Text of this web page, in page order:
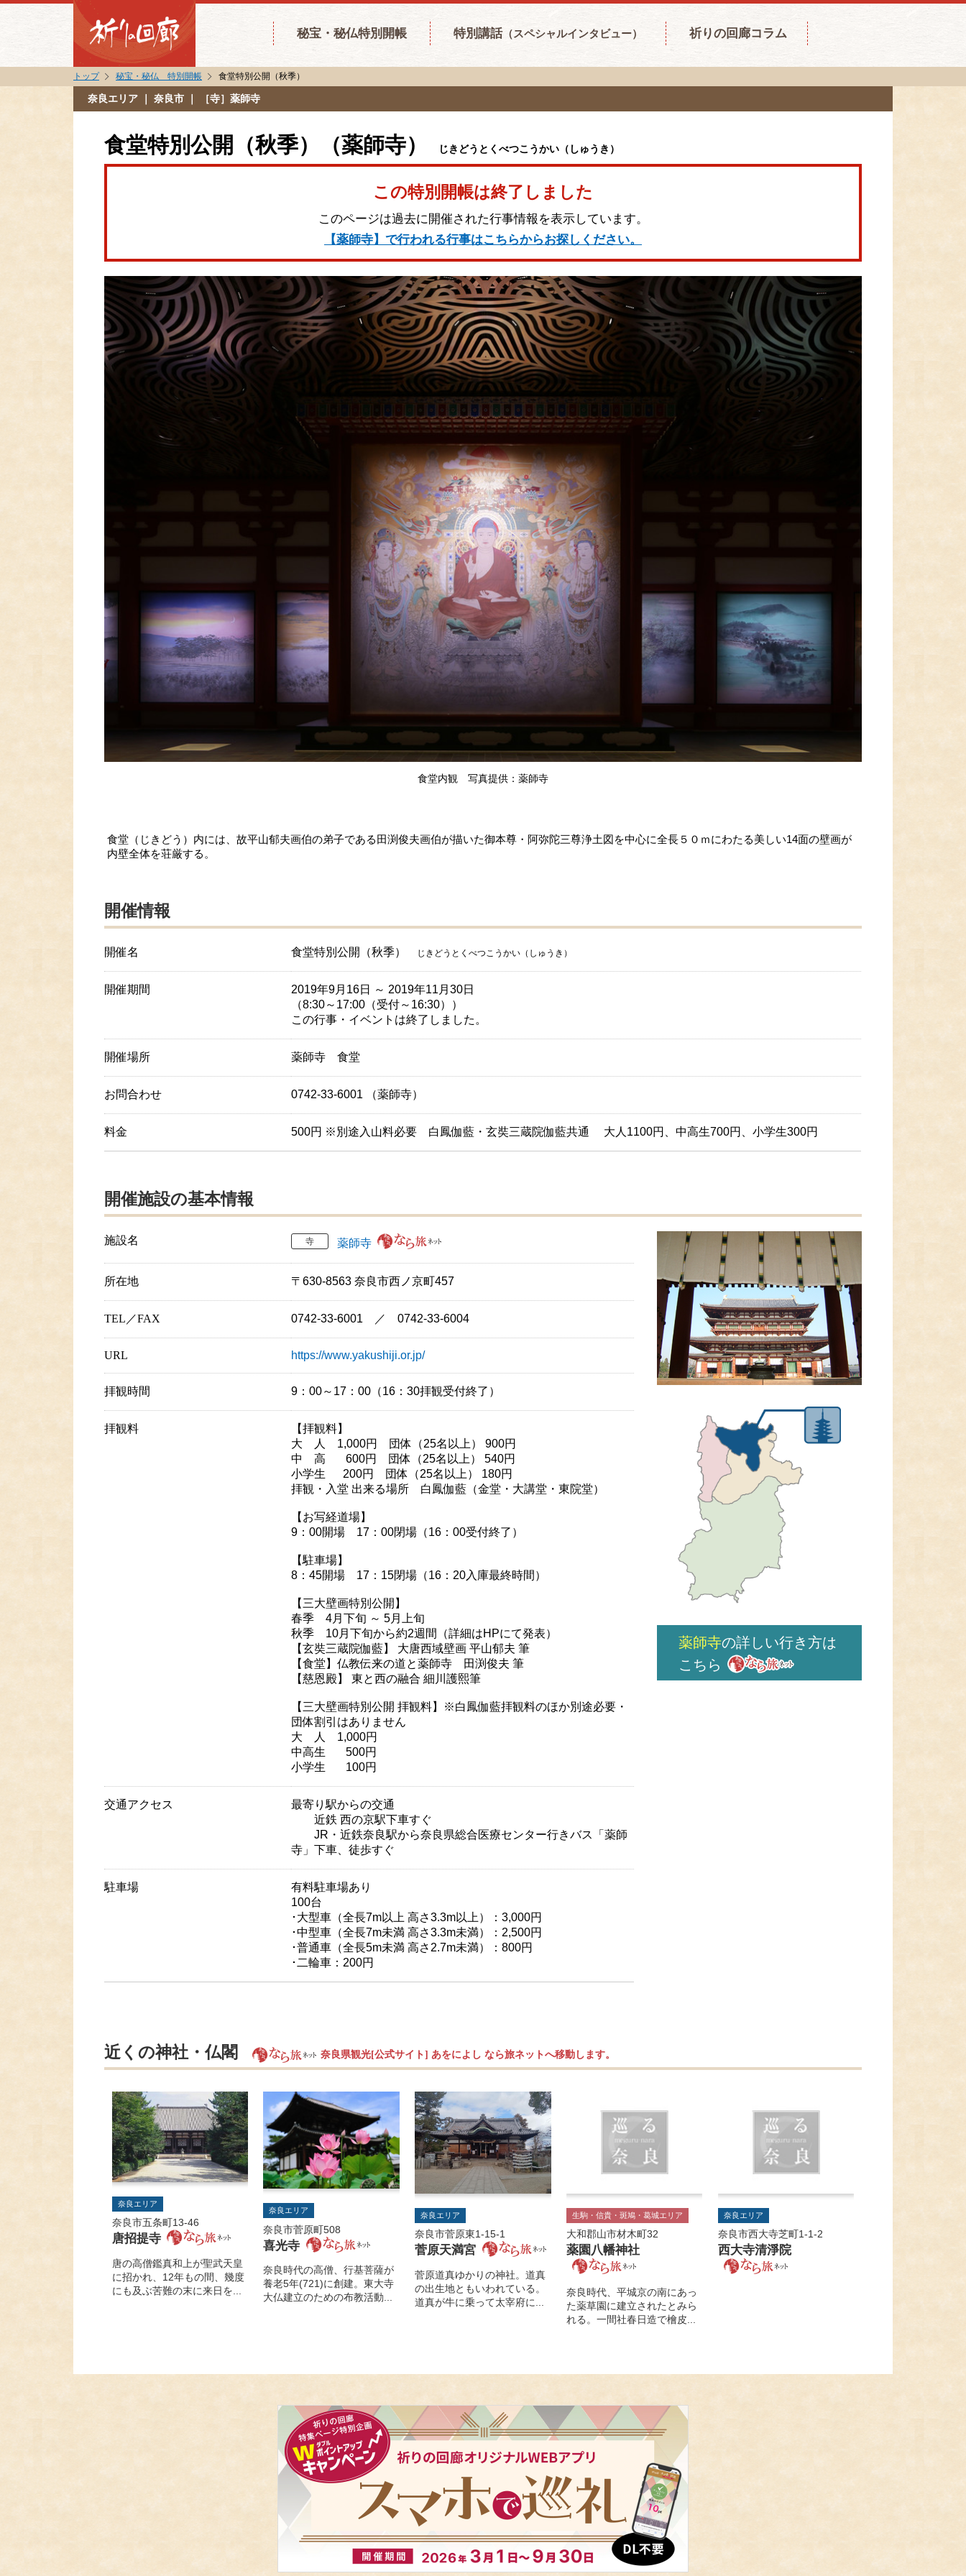
秘宝・秘仏特別開帳 特別講話（スペシャルインタビュー） 祈りの回廊コラム
トップ 秘宝・秘仏 特別開帳 食堂特別公開（秋季）
奈良エリア ｜ 奈良市 ｜ ［寺］薬師寺
食堂特別公開（秋季）（薬師寺） じきどうとくべつこうかい（しゅうき）
この特別開帳は終了しました
このページは過去に開催された行事情報を表示しています。
【薬師寺】で行われる行事はこちらからお探しください。
食堂内観 写真提供：薬師寺
食堂（じきどう）内には、故平山郁夫画伯の弟子である田渕俊夫画伯が描いた御本尊・阿弥陀三尊浄土図を中心に全長５０ｍにわたる美しい14面の壁画が
内壁全体を荘厳する。
開催情報
開催名 食堂特別公開（秋季） じきどうとくべつこうかい（しゅうき）
開催期間
2019年9月16日 ～ 2019年11月30日
（8:30～17:00（受付～16:30））
この行事・イベントは終了しました。
開催場所 薬師寺 食堂
お問合わせ 0742-33-6001 （薬師寺）
料金 500円 ※別途入山料必要 白鳳伽藍・玄奘三蔵院伽藍共通 大人1100円、中高生700円、小学生300円
開催施設の基本情報
施設名 寺 薬師寺
所在地 〒630-8563 奈良市西ノ京町457
TEL／FAX 0742-33-6001 ／ 0742-33-6004
URL https://www.yakushiji.or.jp/
拝観時間 9：00～17：00（16：30拝観受付終了）
拝観料
【拝観料】
大 人 1,000円 団体（25名以上） 900円
中 高 600円 団体（25名以上） 540円
小学生 200円 団体（25名以上） 180円
拝観・入堂 出来る場所 白鳳伽藍（金堂・大講堂・東院堂）
【お写経道場】
9：00開場 17：00閉場（16：00受付終了）
【駐車場】
8：45開場 17：15閉場（16：20入庫最終時間）
【三大壁画特別公開】
春季 4月下旬 ～ 5月上旬
秋季 10月下旬から約2週間（詳細はHPにて発表）
【玄奘三蔵院伽藍】 大唐西域壁画 平山郁夫 筆
【食堂】仏教伝来の道と薬師寺 田渕俊夫 筆
【慈恩殿】 東と西の融合 細川護熙筆
【三大壁画特別公開 拝観料】※白鳳伽藍拝観料のほか別途必要・
団体割引はありません
大 人 1,000円
中高生 500円
小学生 100円
交通アクセス
最寄り駅からの交通
近鉄 西の京駅下車すぐ
JR・近鉄奈良駅から奈良県総合医療センター行きバス「薬師
寺」下車、徒歩すぐ
駐車場
有料駐車場あり
100台
･大型車（全長7m以上 高さ3.3m以上）：3,000円
･中型車（全長7m未満 高さ3.3m未満）：2,500円
･普通車（全長5m未満 高さ2.7m未満）：800円
･二輪車：200円
薬師寺の詳しい行き方は
こちら
近くの神社・仏閣 奈良県観光[公式サイト] あをによし なら旅ネットへ移動します。
奈良エリア
奈良市五条町13-46
唐招提寺
唐の高僧鑑真和上が聖武天皇
に招かれ、12年もの間、幾度
にも及ぶ苦難の末に来日を...
奈良エリア
奈良市菅原町508
喜光寺
奈良時代の高僧、行基菩薩が
養老5年(721)に創建。東大寺
大仏建立のための布教活動...
奈良エリア
奈良市菅原東1-15-1
菅原天満宮
菅原道真ゆかりの神社。道真
の出生地ともいわれている。
道真が牛に乗って太宰府に...
生駒・信貴・斑鳩・葛城エリア
大和郡山市材木町32
薬園八幡神社
奈良時代、平城京の南にあっ
た薬草園に建立されたとみら
れる。一間社春日造で檜皮...
奈良エリア
奈良市西大寺芝町1-1-2
西大寺清淨院